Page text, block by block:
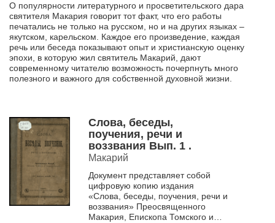
О популярности литературного и просветительского дара
святителя Макария говорит тот факт, что его работы
печатались не только на русском, но и на других языках –
якутском, карельском. Каждое его произведение, каждая
речь или беседа показывают опыт и христианскую оценку
эпохи, в которую жил святитель Макарий, дают
современному читателю возможность почерпнуть много
полезного и важного для собственной духовной жизни.
Слова, беседы,
поучения, речи и
воззвания Вып. 1 .
Макарий
Документ представляет собой
цифровую копию издания
«Слова, беседы, поучения, речи и
воззвания» Преосвященного
Макария, Епископа Томского и